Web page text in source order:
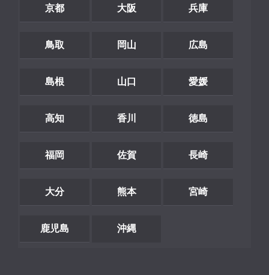
京都 大阪 兵庫
鳥取 岡山 広島
島根 山口 愛媛
高知 香川 徳島
福岡 佐賀 長崎
大分 熊本 宮崎
鹿児島 沖縄